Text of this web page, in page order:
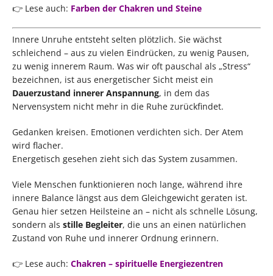
👉 Lese auch: Farben der Chakren und Steine
Innere Unruhe entsteht selten plötzlich. Sie wächst
schleichend – aus zu vielen Eindrücken, zu wenig Pausen,
zu wenig innerem Raum. Was wir oft pauschal als „Stress“
bezeichnen, ist aus energetischer Sicht meist ein
Dauerzustand innerer Anspannung, in dem das
Nervensystem nicht mehr in die Ruhe zurückfindet.
Gedanken kreisen. Emotionen verdichten sich. Der Atem
wird flacher.
Energetisch gesehen zieht sich das System zusammen.
Viele Menschen funktionieren noch lange, während ihre
innere Balance längst aus dem Gleichgewicht geraten ist.
Genau hier setzen Heilsteine an – nicht als schnelle Lösung,
sondern als stille Begleiter, die uns an einen natürlichen
Zustand von Ruhe und innerer Ordnung erinnern.
👉 Lese auch: Chakren – spirituelle Energiezentren